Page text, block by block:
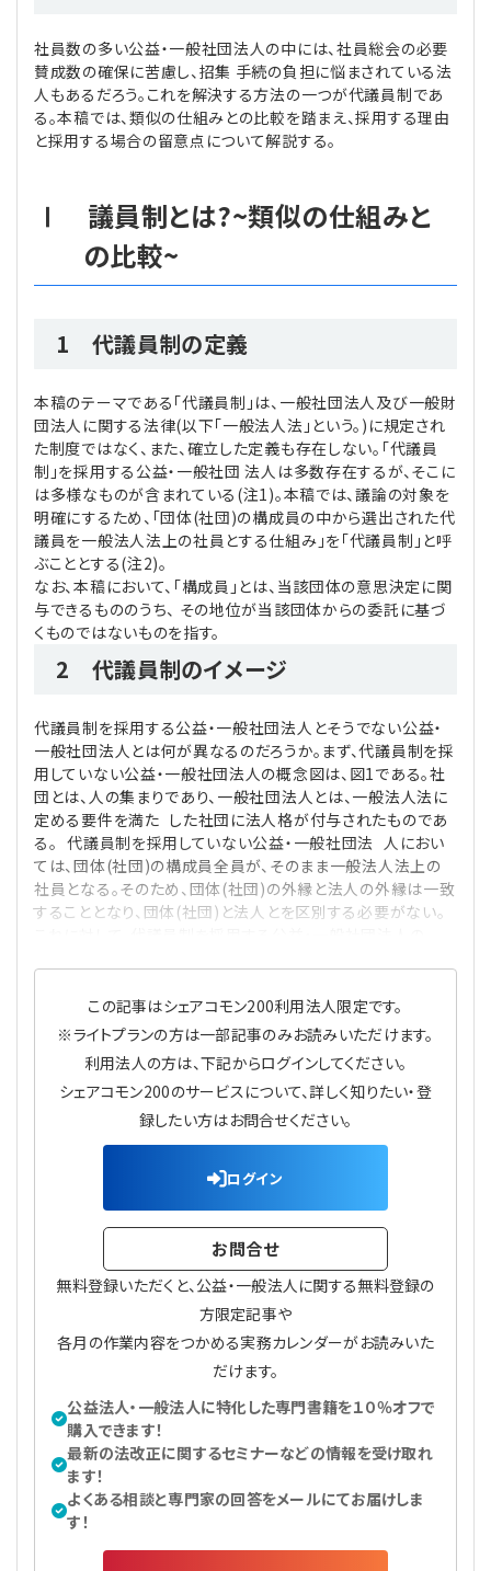
【連載】公益法人のための「新公益信託」活用戦略
【連載】テーマで紐解く逆引きガイドライン
【連載】悩みと向き合う経営学
【連載】労務管理の歩き方
【連載】IT実務一問一答
社員数の多い公益・一般社団法人の中には、社員総会の必要
賛成数の確保に苦慮し、招集 手続の負担に悩まされている法
人もあるだろう。これを解決する方法の一つが代議員制であ
る。本稿では、類似の仕組みとの比較を踏まえ、採用する理由
と採用する場合の留意点について解説する。
Ⅰ 議員制とは?~類似の仕組みと
の比較~
1 代議員制の定義
本稿のテーマである「代議員制」は、一般社団法人及び一般財
団法人に関する法律(以下「一般法人法」という。)に規定され
た制度ではなく、また、確立した定義も存在しない。「代議員
制」を採用する公益・一般社団 法人は多数存在するが、そこに
は多様なものが含まれている(注1)。本稿では、議論の対象を
明確にするため、「団体(社団)の構成員の中から選出された代
議員を一般法人法上の社員とする仕組み」を「代議員制」と呼
ぶこととする(注2)。
なお、本稿において、「構成員」とは、当該団体の意思決定に関
与できるもののうち、 その地位が当該団体からの委託に基づ
くものではないものを指す。
2 代議員制のイメージ
代議員制を採用する公益・一般社団法人とそうでない公益・
一般社団法人とは何が異なるのだろうか。まず、代議員制を採
用していない公益・一般社団法人の概念図は、図1である。社
団とは、人の集まりであり、一般社団法人とは、一般法人法に
定める要件を満た した社団に法人格が付与されたものであ
る。 代議員制を採用していない公益・一般社団法 人におい
ては、団体(社団)の構成員全員が、そのまま一般法人法上の
社員となる。そのため、団体(社団)の外縁と法人の外縁は一致
することとなり、団体(社団)と法人とを区別する必要がない。
この記事はシェアコモン200利用法人限定です。
※ライトプランの方は一部記事のみお読みいただけます。
利用法人の方は、下記からログインしてください。
シェアコモン200のサービスについて、詳しく知りたい・登
録したい方はお問合せください。
ログイン
お問合せ
無料登録いただくと、公益・一般法人に関する無料登録の
方限定記事や
各月の作業内容をつかめる実務カレンダーがお読みいた
だけます。
公益法人・一般法人に特化した専門書籍を１０％オフで
購入できます！
最新の法改正に関するセミナーなどの情報を受け取れ
ます！
よくある相談と専門家の回答をメールにてお届けしま
す！